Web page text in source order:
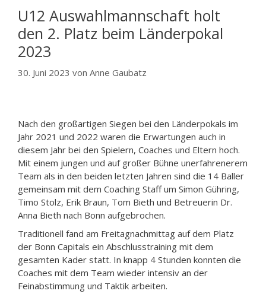
U12 Auswahlmannschaft holt
den 2. Platz beim Länderpokal
2023
30. Juni 2023 von Anne Gaubatz
Nach den großartigen Siegen bei den Länderpokals im
Jahr 2021 und 2022 waren die Erwartungen auch in
diesem Jahr bei den Spielern, Coaches und Eltern hoch.
Mit einem jungen und auf großer Bühne unerfahrenerem
Team als in den beiden letzten Jahren sind die 14 Baller
gemeinsam mit dem Coaching Staff um Simon Gühring,
Timo Stolz, Erik Braun, Tom Bieth und Betreuerin Dr.
Anna Bieth nach Bonn aufgebrochen.
Traditionell fand am Freitagnachmittag auf dem Platz
der Bonn Capitals ein Abschlusstraining mit dem
gesamten Kader statt. In knapp 4 Stunden konnten die
Coaches mit dem Team wieder intensiv an der
Feinabstimmung und Taktik arbeiten.